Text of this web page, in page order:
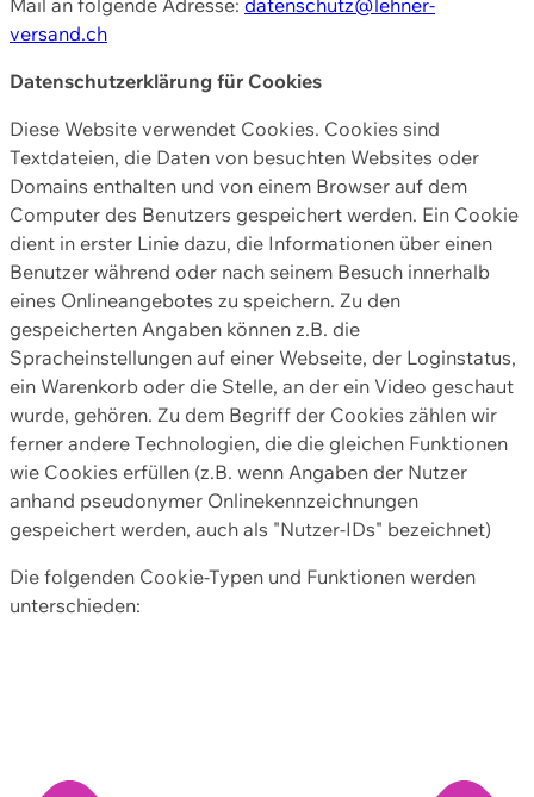
versand.ch
Datenschutzerklärung für Cookies
Diese Website verwendet Cookies. Cookies sind
Textdateien, die Daten von besuchten Websites oder
Domains enthalten und von einem Browser auf dem
Computer des Benutzers gespeichert werden. Ein Cookie
dient in erster Linie dazu, die Informationen über einen
Benutzer während oder nach seinem Besuch innerhalb
eines Onlineangebotes zu speichern. Zu den
gespeicherten Angaben können z.B. die
Spracheinstellungen auf einer Webseite, der Loginstatus,
ein Warenkorb oder die Stelle, an der ein Video geschaut
wurde, gehören. Zu dem Begriff der Cookies zählen wir
ferner andere Technologien, die die gleichen Funktionen
wie Cookies erfüllen (z.B. wenn Angaben der Nutzer
anhand pseudonymer Onlinekennzeichnungen
gespeichert werden, auch als "Nutzer-IDs" bezeichnet)
Die folgenden Cookie-Typen und Funktionen werden
unterschieden: